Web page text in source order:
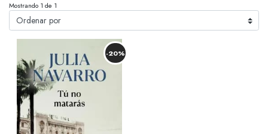
Mostrando 1 de 1
-20%